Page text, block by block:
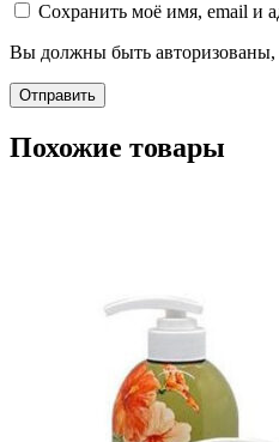
Пищевые добавки
Сохранить моё имя, email и
Вы должны быть авторизованы,
Похожие товары